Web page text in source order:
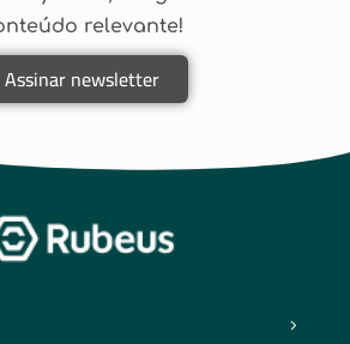
relevante!
Assinar newsletter